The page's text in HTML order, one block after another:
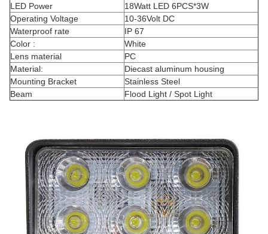
LED Power
18Watt LED 6PCS*3W
Operating Voltage
10-36Volt DC
Waterproof rate
IP 67
Color :
White
Lens material
PC
Material:
Diecast aluminum housing
Mounting Bracket
Stainless Steel
Beam
Flood Light / Spot Light